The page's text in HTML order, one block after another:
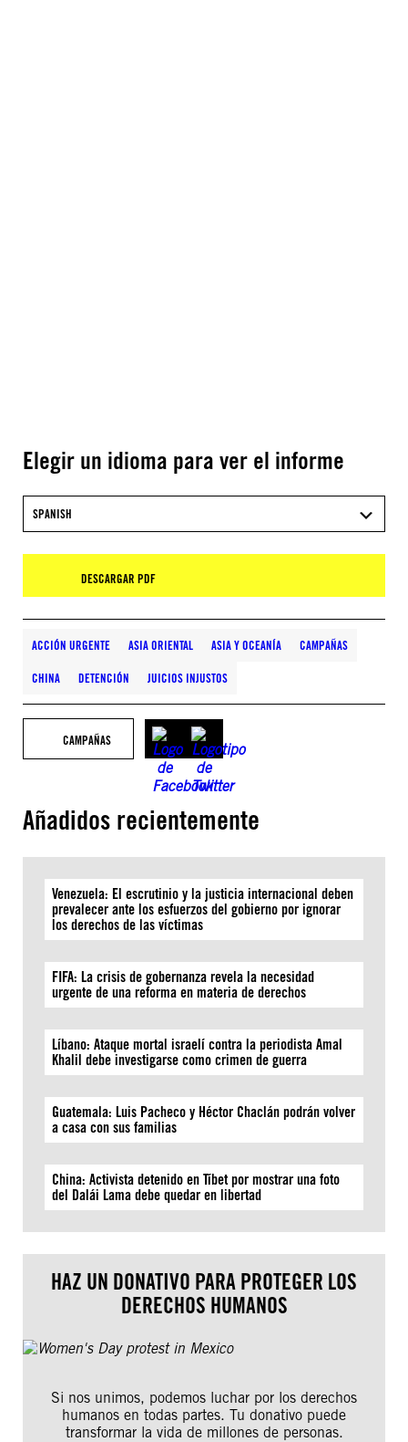
Elegir un idioma para ver el informe
SPANISH
DESCARGAR PDF
ACCIÓN URGENTE ASIA ORIENTAL ASIA Y OCEANÍA CAMPAÑAS
CHINA DETENCIÓN JUICIOS INJUSTOS
CAMPAÑAS
Añadidos recientemente
Venezuela: El escrutinio y la justicia internacional deben
prevalecer ante los esfuerzos del gobierno por ignorar
los derechos de las víctimas
FIFA: La crisis de gobernanza revela la necesidad
urgente de una reforma en materia de derechos
Líbano: Ataque mortal israelí contra la periodista Amal
Khalil debe investigarse como crimen de guerra
Guatemala: Luis Pacheco y Héctor Chaclán podrán volver
a casa con sus familias
China: Activista detenido en Tíbet por mostrar una foto
del Dalái Lama debe quedar en libertad
HAZ UN DONATIVO PARA PROTEGER LOS
DERECHOS HUMANOS
Si nos unimos, podemos luchar por los derechos
humanos en todas partes. Tu donativo puede
transformar la vida de millones de personas.